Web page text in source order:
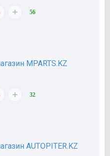
+ 56
MPARTS.KZ
+ 32
AUTOPITER.KZ